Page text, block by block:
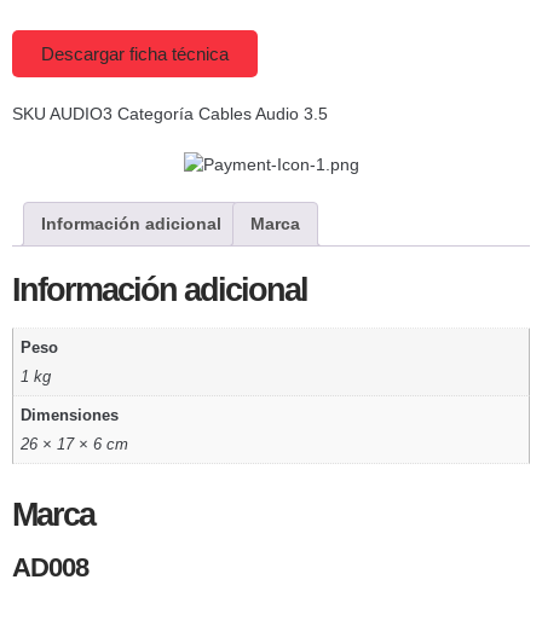
Descargar ficha técnica
SKU AUDIO3 Categoría Cables Audio 3.5
Información adicional Marca
Información adicional
Peso
1 kg
Dimensiones
26 × 17 × 6 cm
Marca
AD008